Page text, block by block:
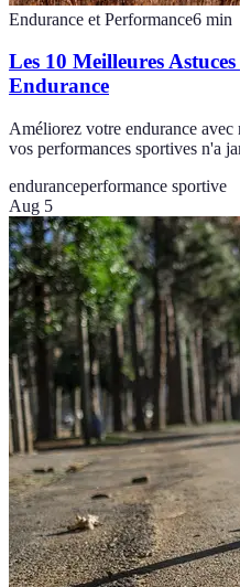
Endurance et Performance6 min
Les 10 Meilleures
Endurance
Améliorez votre endurance avec
vos performances sportives n'a
enduranceperformance sportive
Aug 5